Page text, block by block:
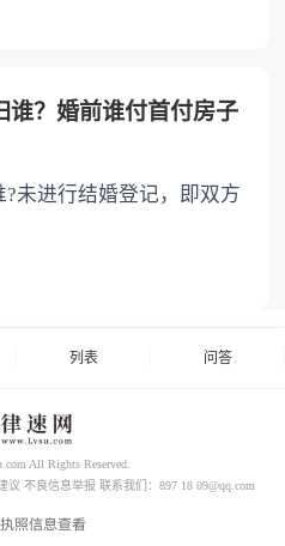
谁？婚前谁付首付房子
未进行结婚登记，即双方
列表 问答
All Rights Reserved.
议 不良信息举报 联系我们：897 18 09@qq.com